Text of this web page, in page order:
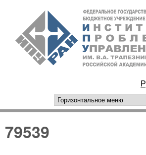
Перейти к
содержанию
РАН
горизонтальное
79539